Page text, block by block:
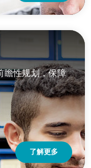
瞻性规划，保障
了解更多